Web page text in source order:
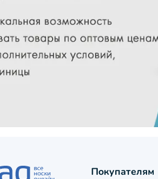
Покупателям